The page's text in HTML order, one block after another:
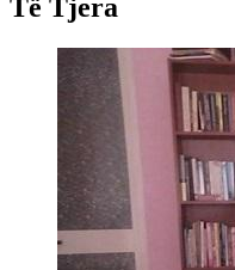
Të Tjera